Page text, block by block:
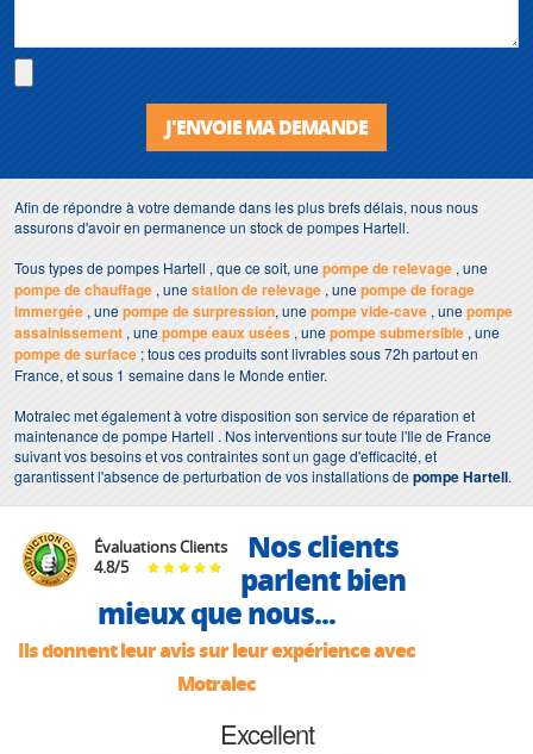
J'ENVOIE MA DEMANDE
Afin de répondre à votre demande dans les plus brefs délais, nous nous
assurons d'avoir en permanence un stock de pompes Hartell.
Tous types de pompes Hartell , que ce soit, unepompe de relevage , une
pompe de chauffage , unestation de relevage , unepompe de forage
immergée , unepompe de surpression, unepompe vide-cave , unepompe
assainissement , unepompe eaux usées , unepompe submersible , une
pompe de surface ; tous ces produits sont livrables sous 72h partout en
France, et sous 1 semaine dans le Monde entier.
Motralec met également à votre disposition son service de réparation et
maintenance de pompe Hartell . Nos interventions sur toute l'Ile de France
suivant vos besoins et vos contraintes sont un gage d'efficacité, et
garantissent l'absence de perturbation de vos installations depompe Hartell.
Évaluations Clients
4.8/5
Nos clients
parlent bien
mieux que nous...
Ils donnent leur avis sur leur expérience avec
Motralec
Excellent